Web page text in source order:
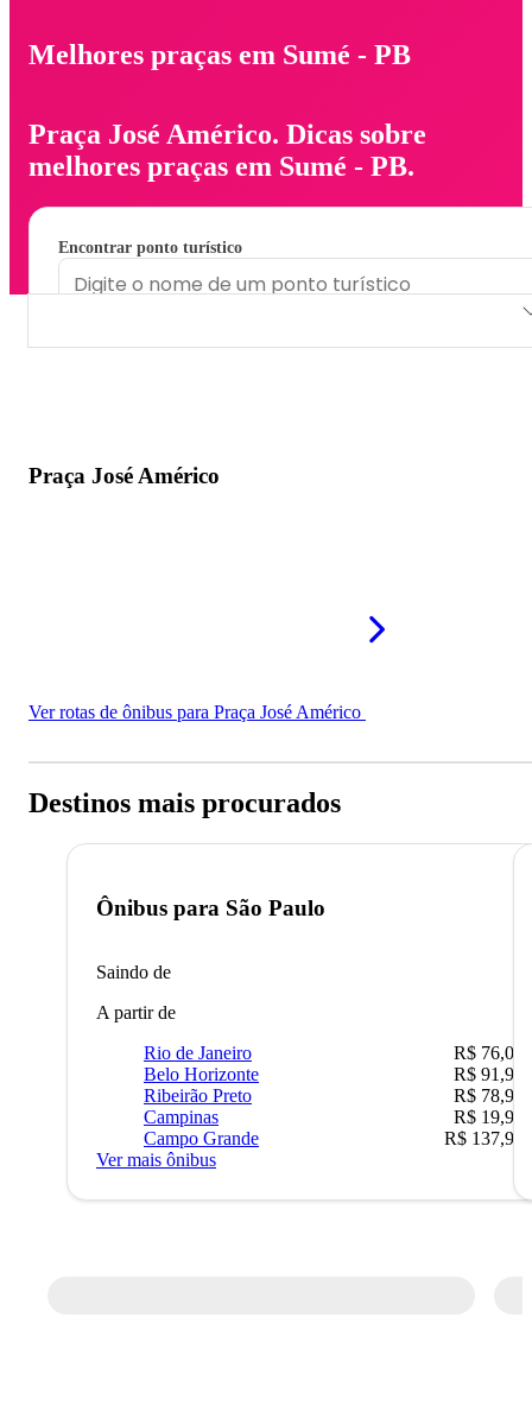
Melhores praças em Sumé - PB
Praça José Américo. Dicas sobre
melhores praças em Sumé - PB.
Encontrar ponto turístico
Praça José Américo
Ver rotas de ônibus para Praça José Américo
Destinos mais procurados
Ônibus para São Paulo
Saindo de
A partir de
Rio de Janeiro
R$ 76,09
Belo Horizonte
R$ 91,90
Ribeirão Preto
R$ 78,90
Campinas
R$ 19,90
Campo Grande
R$ 137,90
Ver mais ônibus